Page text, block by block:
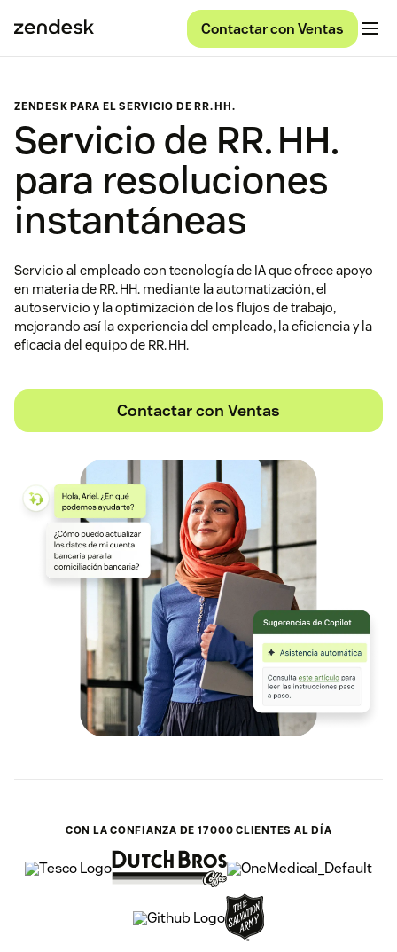
Contactar con Ventas
ZENDESK PARA EL SERVICIO DE RR. HH.
Servicio de RR. HH.
para resoluciones
instantáneas
Servicio al empleado con tecnología de IA que ofrece apoyo
en materia de RR. HH. mediante la automatización, el
autoservicio y la optimización de los flujos de trabajo,
mejorando así la experiencia del empleado, la eficiencia y la
eficacia del equipo de RR. HH.
Contactar con Ventas
CON LA CONFIANZA DE 17 000 CLIENTES AL DÍA